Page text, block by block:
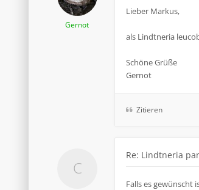
Gernot
Lieber Markus,
als Lindtneria
Schöne Grüße
Gernot
Zitieren
Re: Lindtneria
Falls es gewünscht